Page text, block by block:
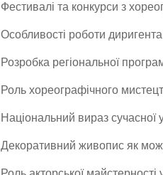
Фестивалі та конкурси з
Особливості роботи
Розробка регіональної
Роль хореографічного
Національний вираз
Декоративний живопис як